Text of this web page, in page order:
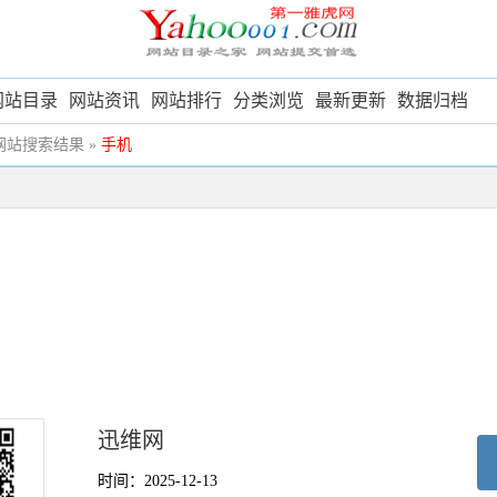
站目录 网站资讯 网站排行 分类浏览 最新更新 数据归档
站搜索结果 » 手机
迅维网
时间：2025-12-13